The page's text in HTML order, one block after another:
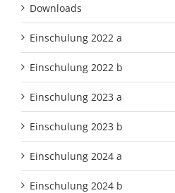
Downloads
Einschulung 2022 a
Einschulung 2022 b
Einschulung 2023 a
Einschulung 2023 b
Einschulung 2024 a
Einschulung 2024 b